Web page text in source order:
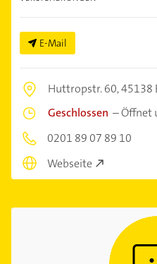
E-Mail
Huttropstr. 60,45138
Geschlossen –Öffnet
0201 89 07 89 10
Webseite